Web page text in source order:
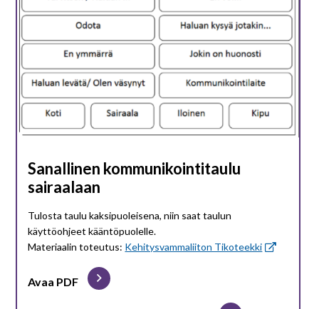
Sanallinen kommunikointitaulu
sairaalaan
Tulosta taulu kaksipuoleisena, niin saat taulun
käyttöohjeet kääntöpuolelle.
Materiaalin toteutus: Kehitysvammaliiton Tikoteekki
Avaa PDF